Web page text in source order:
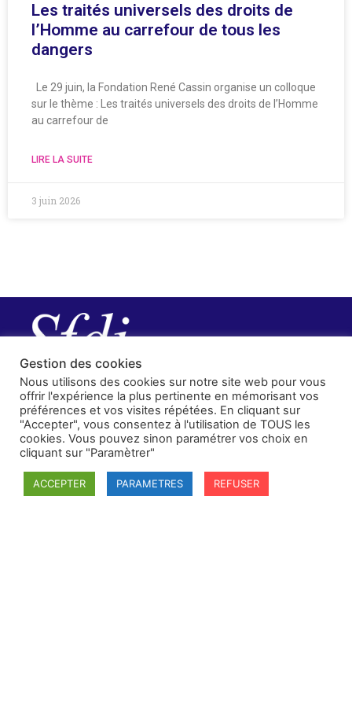
Les traités universels des droits de
l’Homme au carrefour de tous les
dangers
Le 29 juin, la Fondation René Cassin organise un colloque
sur le thème : Les traités universels des droits de l’Homme
au carrefour de
LIRE LA SUITE
3 juin 2026
Gestion des cookies
Nous utilisons des cookies sur notre site web pour vous
offrir l'expérience la plus pertinente en mémorisant vos
préférences et vos visites répétées. En cliquant sur
"Accepter", vous consentez à l'utilisation de TOUS les
cookies. Vous pouvez sinon paramétrer vos choix en
cliquant sur "Paramètrer"
ACCEPTER PARAMETRES REFUSER